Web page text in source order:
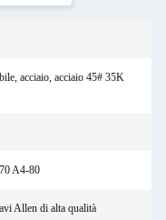
acciaio, acciaio 45# 35K
A4-80
Allen di alta qualità